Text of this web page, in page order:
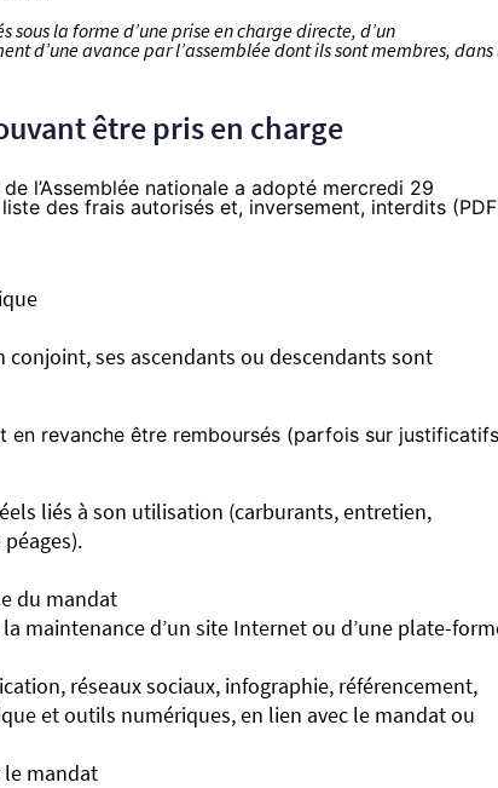
sous la forme d’une prise en charge directe, d’un
d’une avance par l’assemblée dont ils sont membres, dans
être pris en charge
l’Assemblée nationale a adopté mercredi 29
des frais autorisés et, inversement, interdits (PDF
ses ascendants ou descendants sont
revanche être remboursés (parfois sur
liés à son utilisation (carburants, entretien,
du mandat
maintenance d’un site Internet ou d’une plate-
réseaux sociaux, infographie, référencement,
et outils numériques, en lien avec le mandat ou
le mandat